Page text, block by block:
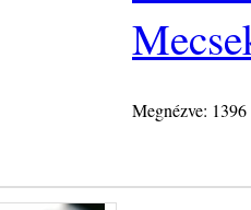
Megnézve: